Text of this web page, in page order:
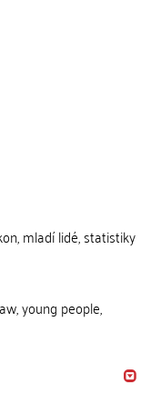
mladí lidé, statistiky
young people,